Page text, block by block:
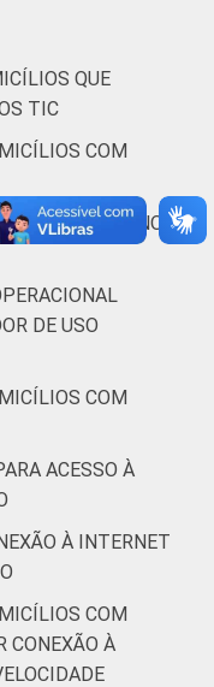
que
leva
de utensílios
a um sistema
alcançada
Classe
este
QUE
TIC
COM
PRESENTE NO
DE USO
COM
ACESSO À
À INTERNET
COM
CONEXÃO À